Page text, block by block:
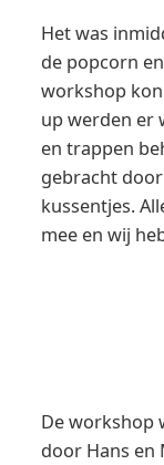
Het was
de popcorn
workshop
up werden er
en trappen
gebracht
kussentjes.
mee en wij
De workshop
door Hans en